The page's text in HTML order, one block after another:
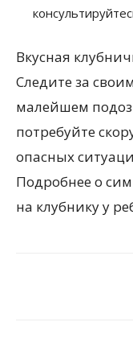
Вкусная
Следите за
малейшем
потребуйте
опасных
Подробнее о
на клубнику у